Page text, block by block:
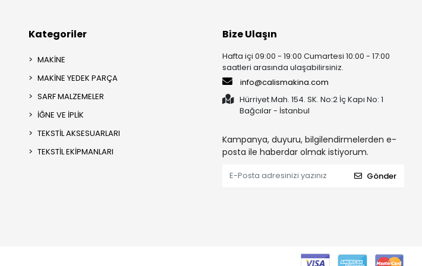
Kategoriler
MAKİNE
MAKİNE YEDEK PARÇA
SARF MALZEMELER
İĞNE VE İPLİK
TEKSTİL AKSESUARLARI
TEKSTİL EKİPMANLARI
Bize Ulaşın
Hafta içi 09:00 - 19:00 Cumartesi 10:00 - 17:00
saatleri arasında ulaşabilirsiniz.
info@calismakina.com
Hürriyet Mah. 154. SK. No:2 İç Kapı No: 1
Bağcılar - İstanbul
Kampanya, duyuru, bilgilendirmelerden e-
posta ile haberdar olmak istiyorum.
Gönder